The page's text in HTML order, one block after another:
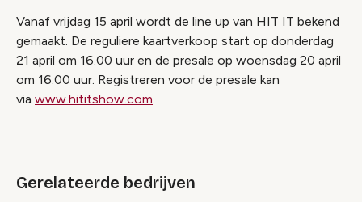
Vanaf vrijdag 15 april wordt de line up van HIT IT bekend
gemaakt. De reguliere kaartverkoop start op donderdag
21 april om 16.00 uur en de presale op woensdag 20 april
om 16.00 uur. Registreren voor de presale kan
via www.hititshow.com
Gerelateerde bedrijven